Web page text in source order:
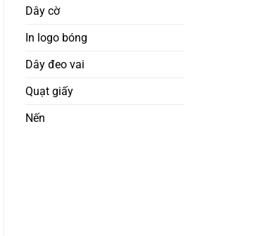
Dây cờ
In logo bóng
Dây đeo vai
Quạt giấy
Nến